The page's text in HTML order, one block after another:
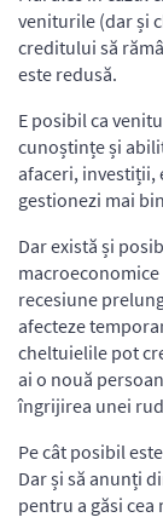
veniturile (dar și
creditului să
este redusă.
E posibil ca
cunoștințe și
afaceri, investiții,
gestionezi mai
Dar există și
recesiune
afecteze
cheltuielile pot
ai o nouă
îngrijirea unei
Pe cât posibil
Dar și să anunți
pentru a găsi